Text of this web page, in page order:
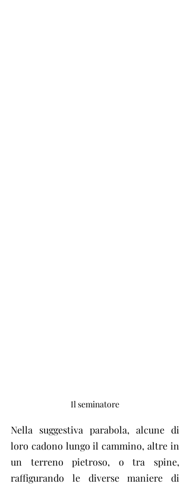
Il seminatore
Nella suggestiva parabola, alcune di
loro cadono lungo il cammino, altre in
un terreno pietroso, o tra spine,
raffigurando le diverse maniere di